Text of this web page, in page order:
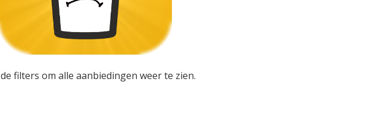
de filters om alle aanbiedingen weer te zien.